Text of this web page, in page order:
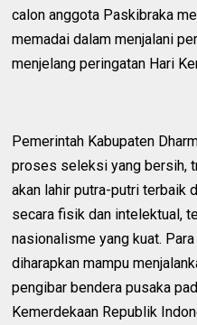
calon anggota Paskibraka
memadai dalam menjalani
menjelang peringatan Hari
Pemerintah Kabupaten
proses seleksi yang bersih,
akan lahir putra-putri terbaik
secara fisik dan intelektual,
nasionalisme yang kuat.
diharapkan mampu
pengibar bendera pusaka
Kemerdekaan Republik